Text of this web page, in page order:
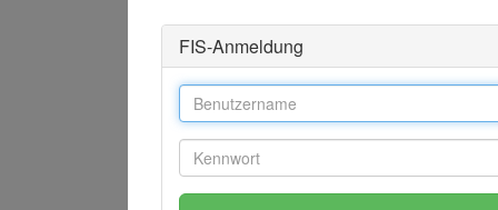
FIS-Anmeldung